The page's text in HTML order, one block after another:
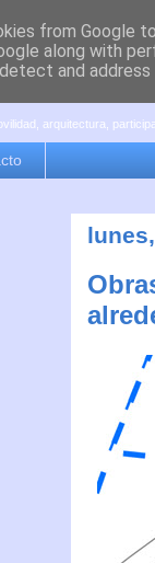
arquitectura,
from Google
along with
and address